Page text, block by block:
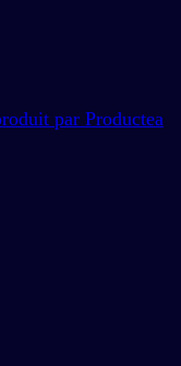
par Productea